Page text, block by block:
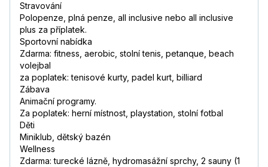
Stravování
Polopenze, plná penze, all inclusive nebo all inclusive
plus za příplatek.
Sportovní nabídka
Zdarma: fitness, aerobic, stolní tenis, petanque, beach
volejbal
za poplatek: tenisové kurty, padel kurt, billiard
Zábava
Animační programy.
Za poplatek: herní místnost, playstation, stolní fotbal
Děti
Miniklub, dětský bazén
Wellness
Zdarma: turecké lázně, hydromasážní sprchy, 2 sauny (1